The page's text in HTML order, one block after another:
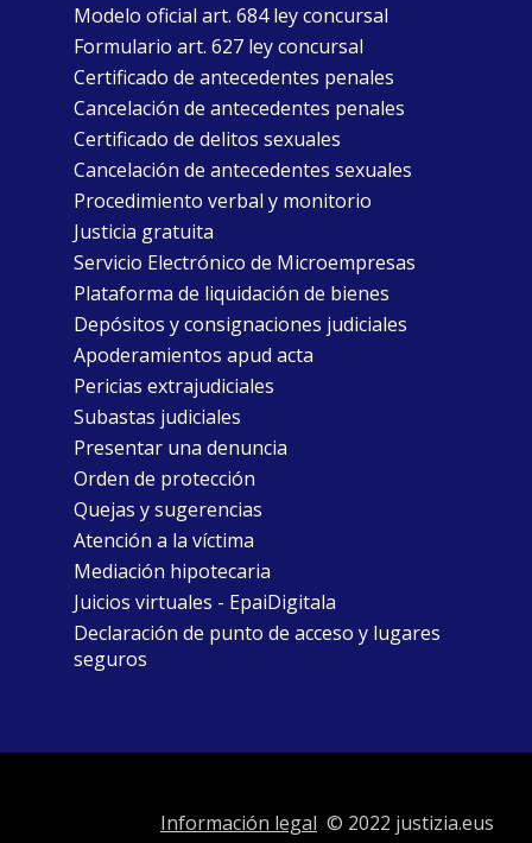
Modelo oficial art. 684 ley concursal
Formulario art. 627 ley concursal
Certificado de antecedentes penales
Cancelación de antecedentes penales
Certificado de delitos sexuales
Cancelación de antecedentes sexuales
Procedimiento verbal y monitorio
Justicia gratuita
Servicio Electrónico de Microempresas
Plataforma de liquidación de bienes
Depósitos y consignaciones judiciales
Apoderamientos apud acta
Pericias extrajudiciales
Subastas judiciales
Presentar una denuncia
Orden de protección
Quejas y sugerencias
Atención a la víctima
Mediación hipotecaria
Juicios virtuales - EpaiDigitala
Declaración de punto de acceso y lugares
seguros
Información legal © 2022 justizia.eus